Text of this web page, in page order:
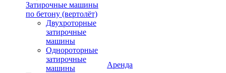
Затирочные машины
по бетону (вертолёт)
Двухроторные
затирочные
машины
Однороторные
затирочные
машины
Аренда